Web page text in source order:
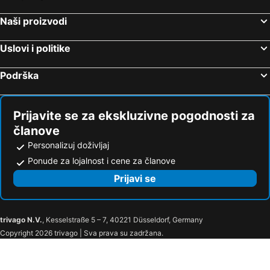
Vittoria Parc Hotel
B&B La Rosa Blu
Riviera
Hotel Mare Pineta
UNA HOTELS Regina Bari
ibis Styles Bari Giovinazzo
Hotel Gabbiano
Naši proizvodi
Uslovi i politike
Podrška
Prijavite se za ekskluzivne pogodnosti za
članove
Personalizuj doživljaj
Ponude za lojalnost i cene za članove
Prijavi se
trivago N.V., Kesselstraße 5 – 7, 40221 Düsseldorf, Germany
Copyright 2026 trivago | Sva prava su zadržana.